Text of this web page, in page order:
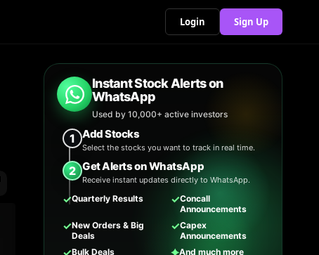
Login Sign Up
Instant Stock Alerts on
WhatsApp
Used by 10,000+ active investors
1 Add Stocks
Select the stocks you want to track in real time.
2 Get Alerts on WhatsApp
Receive instant updates directly to WhatsApp.
✓Quarterly Results ✓Concall
Announcements
✓New Orders & Big
Deals
✓Capex
Announcements
Bulk Deals And much more